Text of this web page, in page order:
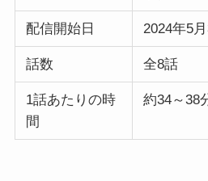
配信開始日 2024年5月
話数 全8話
1話あたりの時
間
約34～38